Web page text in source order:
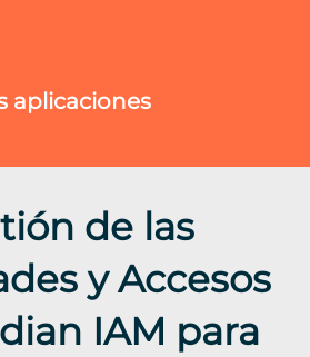
aplicaciones
de las
y Accesos
IAM para